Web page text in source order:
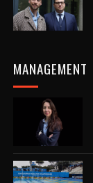
MANAGEMENT